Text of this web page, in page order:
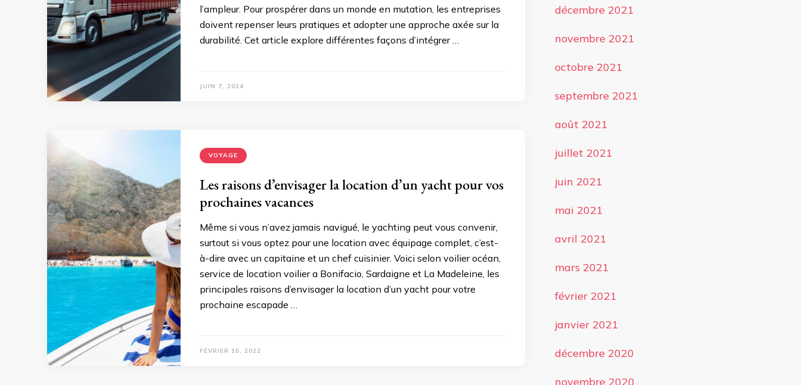
l’ampleur. Pour prospérer dans un monde en mutation, les entreprises
doivent repenser leurs pratiques et adopter une approche axée sur la
durabilité. Cet article explore différentes façons d’intégrer …
JUIN 7, 2024
VOYAGE
Les raisons d’envisager la location d’un yacht pour vos
prochaines vacances
Même si vous n’avez jamais navigué, le yachting peut vous convenir,
surtout si vous optez pour une location avec équipage complet, c’est-
à-dire avec un capitaine et un chef cuisinier. Voici selon voilier océan,
service de location voilier a Bonifacio, Sardaigne et La Madeleine, les
principales raisons d’envisager la location d’un yacht pour votre
prochaine escapade …
FÉVRIER 15, 2022
décembre 2021
novembre 2021
octobre 2021
septembre 2021
août 2021
juillet 2021
juin 2021
mai 2021
avril 2021
mars 2021
février 2021
janvier 2021
décembre 2020
novembre 2020